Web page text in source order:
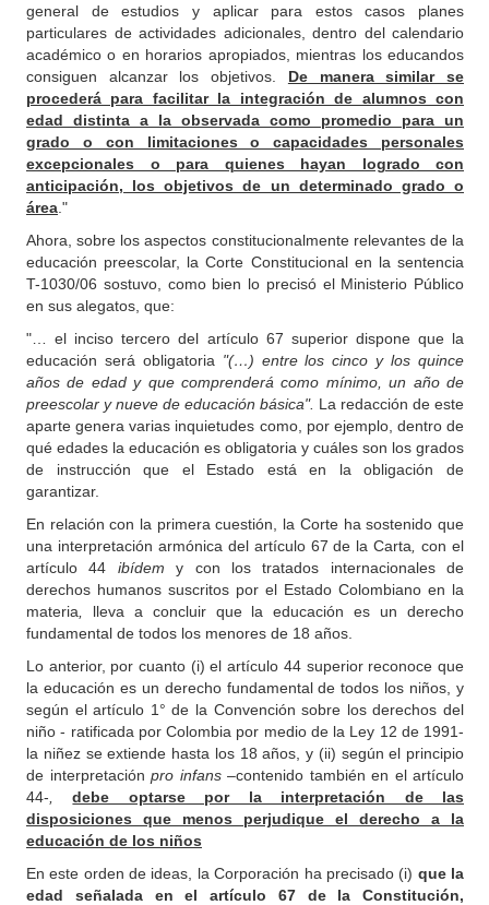
general de estudios y aplicar para estos casos planes
particulares de actividades adicionales, dentro del calendario
académico o en horarios apropiados, mientras los educandos
consiguen alcanzar los objetivos. De manera similar se
procederá para facilitar la integración de alumnos con
edad distinta a la observada como promedio para un
grado o con limitaciones o capacidades personales
excepcionales o para quienes hayan logrado con
anticipación, los objetivos de un determinado grado o
área ."
Ahora, sobre los aspectos constitucionalmente relevantes de la
educación preescolar, la Corte Constitucional en la sentencia
T-1030/06 sostuvo, como bien lo precisó el Ministerio Público
en sus alegatos, que:
"… el inciso tercero del artículo 67 superior dispone que la
educación será obligatoria "(…) entre los cinco y los quince
años de edad y que comprenderá como mínimo, un año de
preescolar y nueve de educación básica". La redacción de este
aparte genera varias inquietudes como, por ejemplo, dentro de
qué edades la educación es obligatoria y cuáles son los grados
de instrucción que el Estado está en la obligación de
garantizar.
En relación con la primera cuestión, la Corte ha sostenido que
una interpretación armónica del artículo 67 de la Carta
con el
artículo 44 ibídemy con los tratados internacionales de
derechos humanos suscritos por el Estado Colombiano en la
materia
lleva a concluir que la educación es un derecho
fundamental de todos los menores de 18 años.
Lo anterior, por cuanto (i) el artículo 44 superior reconoce que
la educación es un derecho fundamental de todos los niños, y
según el artículo 1° de la Convención sobre los derechos del
niño - ratificada por Colombia por medio de la Ley 12 de 1991-
la niñez se extiende hasta los 18 años, y (ii) según el principio
de interpretación pro infans –contenido también en el artículo
44- ,debe optarse por la interpretación de las
disposiciones que menos perjudique el derecho a la
educación de los niños
En este orden de ideas, la Corporación ha precisado (i) que la
edad señalada en el artículo 67 de la Constitución,